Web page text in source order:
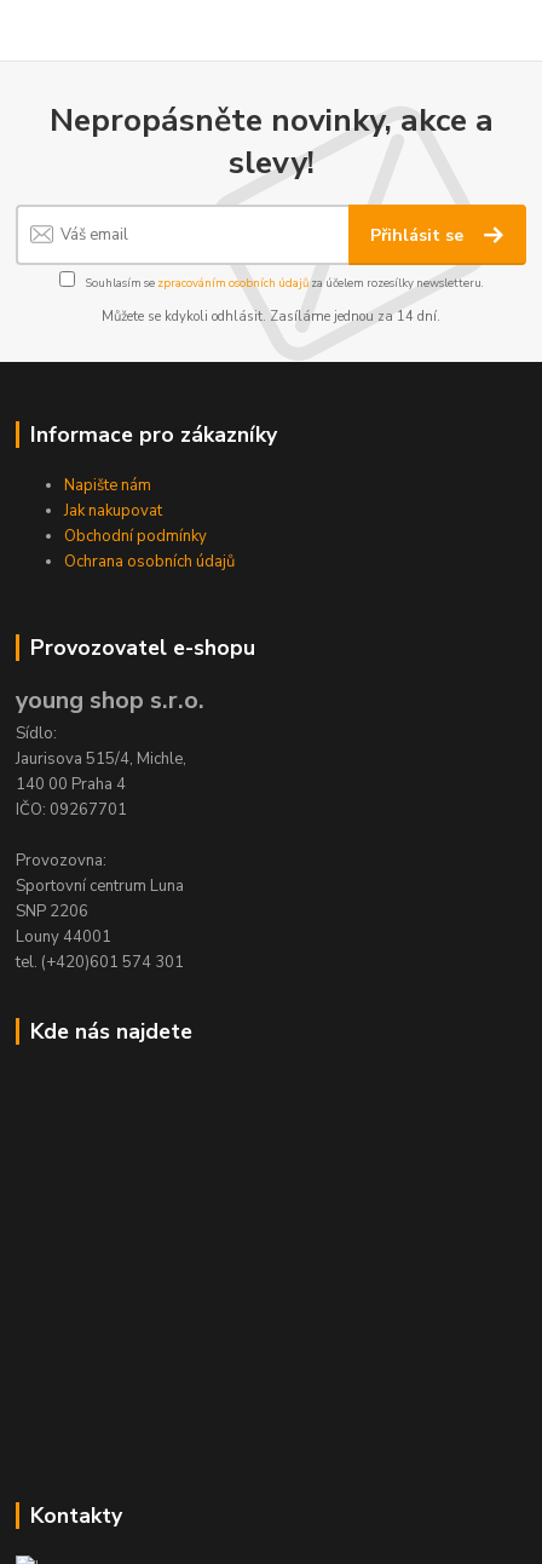
Nepropásněte novinky, akce a
slevy!
Přihlásit se
Souhlasím se zpracováním osobních údajůza účelem rozesílky newsletteru.
Můžete se kdykoli odhlásit. Zasíláme jednou za 14 dní.
Informace pro zákazníky
Napište nám
Jak nakupovat
Obchodní podmínky
Ochrana osobních údajů
Provozovatel e-shopu
young shop s.r.o.
Sídlo:
Jaurisova 515/4, Michle,
140 00 Praha 4
IČO: 09267701
Provozovna:
Sportovní centrum Luna
SNP 2206
Louny 44001
tel. (+420)601 574 301
Kde nás najdete
Kontakty